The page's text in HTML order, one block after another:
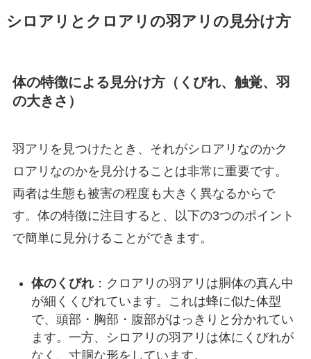
シロアリとクロアリの羽アリの見分け方
体の特徴による見分け方（くびれ、触覚、羽
の大きさ）
羽アリを見つけたとき、それがシロアリなのかク
ロアリなのかを見分けることは非常に重要です。
両者は生態も被害の程度も大きく異なるからで
す。体の特徴に注目すると、以下の3つのポイント
で簡単に見分けることができます。
体のくびれ：クロアリの羽アリは胴体の真ん中
が細くくびれています。これは蜂に似た体型
で、頭部・胸部・腹部がはっきりと分かれてい
ます。一方、シロアリの羽アリは体にくびれが
なく、寸胴な形をしています。